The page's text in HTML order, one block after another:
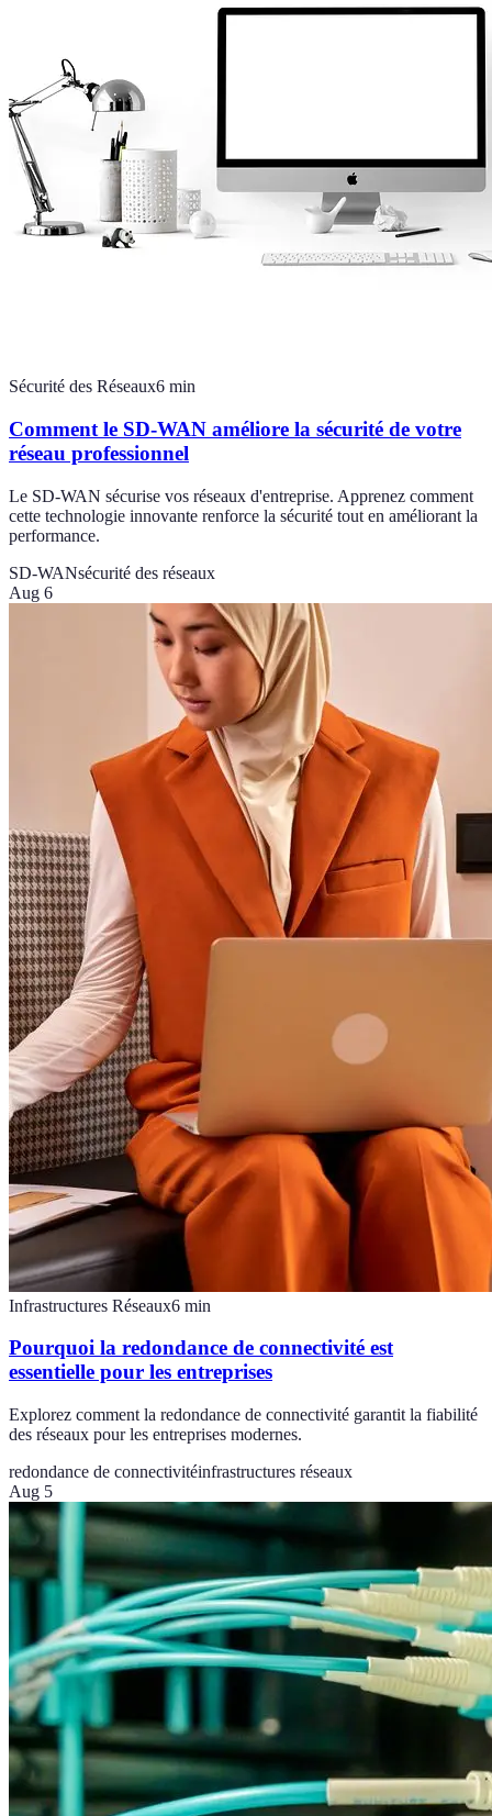
Sécurité des Réseaux6 min
Comment le SD-WAN améliore la sécurité de votre
réseau professionnel
Le SD-WAN sécurise vos réseaux d'entreprise. Apprenez comment
cette technologie innovante renforce la sécurité tout en améliorant la
performance.
SD-WANsécurité des réseaux
Aug 6
Infrastructures Réseaux6 min
Pourquoi la redondance de connectivité est
essentielle pour les entreprises
Explorez comment la redondance de connectivité garantit la fiabilité
des réseaux pour les entreprises modernes.
redondance de connectivitéinfrastructures réseaux
Aug 5